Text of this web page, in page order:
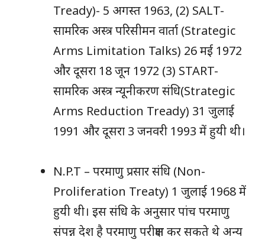
Tready)- 5 अगस्त 1963, (2) SALT-
सामरिक अस्त्र परिसीमन वार्ता (Strategic
Arms Limitation Talks) 26 मई 1972
और दूसरा 18 जून 1972 (3) START-
सामरिक अस्त्र न्यूनीकरण संधि(Strategic
Arms Reduction Tready) 31 जुलाई
1991 और दूसरा 3 जनवरी 1993 में हुयी थी।
N.P.T – परमाणु प्रसार संधि (Non-
Proliferation Treaty) 1 जुलाई 1968 में
हुयी थी। इस संधि के अनुसार पांच परमाणु
संपन्न देश है परमाणु परीक्षण कर सकते थे अन्य